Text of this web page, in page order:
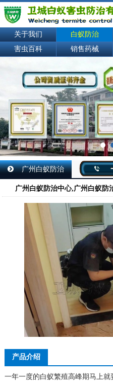
关于我们 白蚁防治
害虫百科
销售药械
广州白蚁防治
广州白蚁防治中心,广州白蚁防
产品介绍
一年一度的白蚁繁殖高峰期马上就